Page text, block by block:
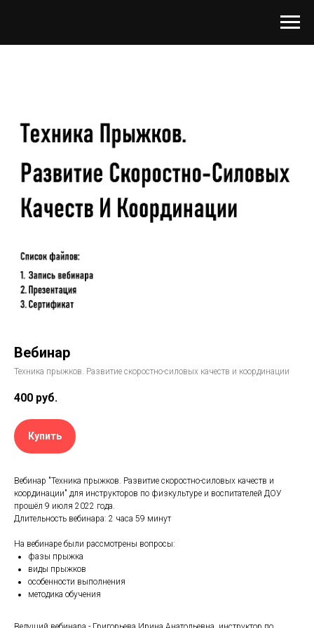
Вебинар
Техника прыжков. Развитие скоростно-силовых качеств и координации
400 руб.
Купить
Вебинар "Техника прыжков. Развитие скоростно-силовых качеств и
координации" для инструкторов по физкультуре и воспитателей ДОУ
прошёл 9 июля 2022 года.
Длительность вебинара: 2 часа 59 минут
На вебинаре были рассмотрены вопросы:
фазы прыжка
виды прыжков
особенности выполнения
методика обучения